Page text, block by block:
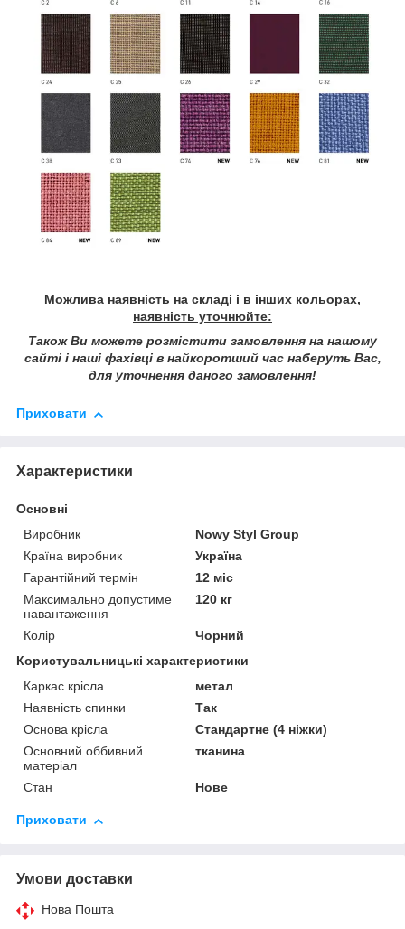
Можлива наявність на складі і в інших кольорах,
наявність уточнюйте:
Також Ви можете розмістити замовлення на нашому
сайті і наші фахівці в найкоротший час наберуть Вас,
для уточнення даного замовлення!
Приховати
Характеристики
Основні
Виробник
Nowy Styl Group
Країна виробник
Україна
Гарантійний термін
12 міс
Максимально допустиме
навантаження
120 кг
Колір
Чорний
Користувальницькі характеристики
Каркас крісла
метал
Наявність спинки
Так
Основа крісла
Стандартне (4 ніжки)
Основний оббивний
матеріал
тканина
Стан Нове
Приховати
Умови доставки
Нова Пошта